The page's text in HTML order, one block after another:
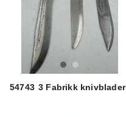
54743 3 Fabrikk knivblader